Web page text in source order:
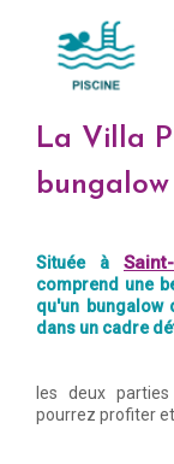
La Villa
Située à
comprend une
qu'un bungalow
dans un cadre
les deux
pourrez profiter